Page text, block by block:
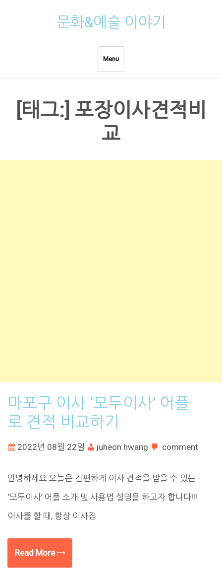
문화&예술 이야기
Menu
[태그:] 포장이사견적비
교
마포구 이사 ‘모두이사’ 어플
로 견적 비교하기
2022년 08월 22일 juheon hwang comment
안녕하세요 오늘은 간편하게 이사 견적을 받을 수 있는
‘모두이사’ 어플 소개 및 사용법 설명을 하고자 합니다!!!
이사를 할 때, 항상 이사짐
Read More →